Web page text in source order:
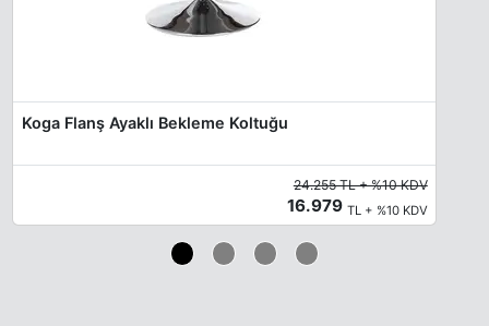
Koga Flanş Ayaklı Bekleme Koltuğu
24.255 TL + %10 KDV
16.979 TL + %10 KDV